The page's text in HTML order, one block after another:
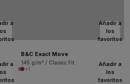
a
Añadir a
los
favoritos
B&C Exact Move
145 g/m² / Classic Fit
+1
a
Añadir a
los
favoritos